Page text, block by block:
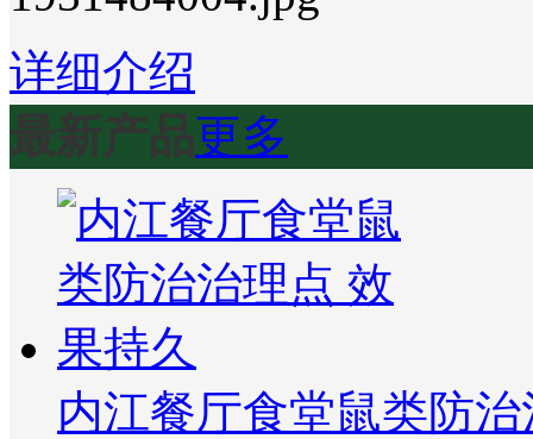
详细介绍
最新产品更多
内江餐厅食堂鼠类防